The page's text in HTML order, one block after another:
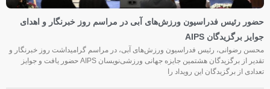
حضور رئیس فدراسیون ورزش‌های آبی در مراسم روز خبرنگار و اهدای
جوایز برگزیدگان AIPS
محسن رضوانی، رئیس فدراسیون ورزش‌های آبی، در مراسم گرامیداشت روز خبرنگار و
تقدیر از برگزیدگان هشتمین جایزه جهانی ورزشی‌نویسان AIPS حضور یافت و جوایز
تعدادی از برگزیدگان این رویداد را